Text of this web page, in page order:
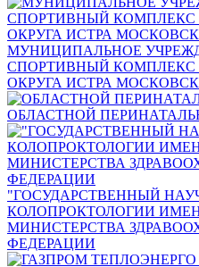
МУНИЦИПАЛЬНОЕ
СПОРТИВНЫЙ КОМПЛЕКС
ОКРУГА ИСТРА
ОБЛАСТНОЙ
"ГОСУДАРСТВЕННЫЙ
КОЛОПРОКТОЛОГИИ
МИНИСТЕРСТВА
ФЕДЕРАЦИИ